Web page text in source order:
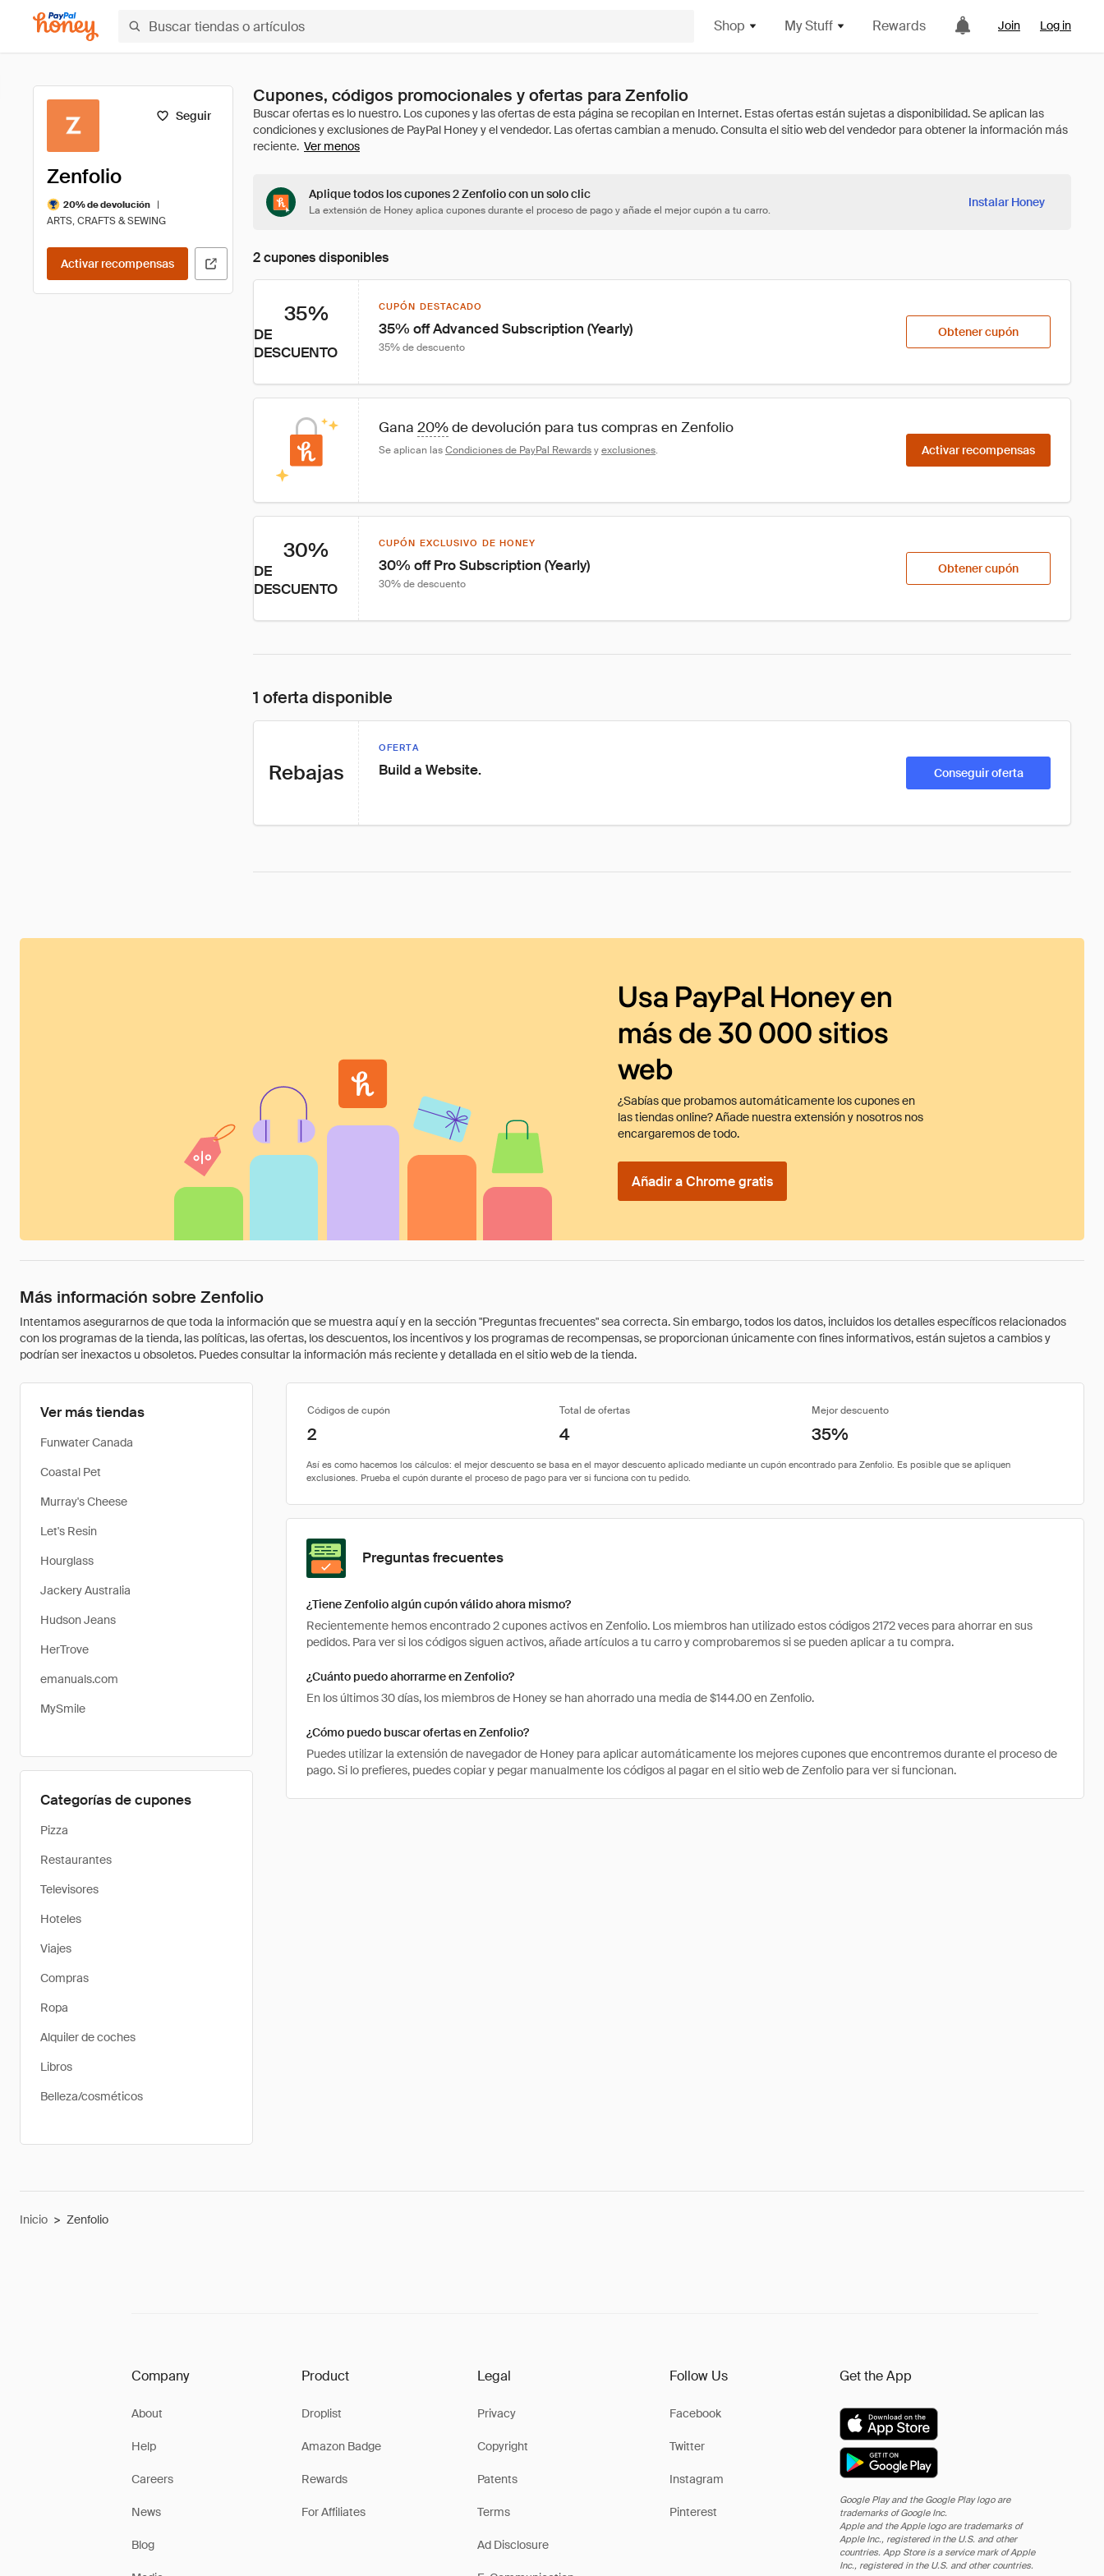
Shop My Stuff Rewards Join Log in
Seguir
Zenfolio
20% de devolución
|
ARTS, CRAFTS & SEWING
Activar recompensas
Cupones, códigos promocionales y ofertas para Zenfolio
Ver menos
Aplique todos los cupones 2 Zenfolio con un solo clic
La extensión de Honey aplica cupones durante el proceso de pago y añade el mejor cupón a tu carro.
Instalar Honey
2 cupones disponibles
35%
DE
DESCUENTO
CUPÓN DESTACADO
35% off Advanced Subscription (Yearly)
35% de descuento
Obtener cupón
Gana 20% de devolución para tus compras en Zenfolio
Se aplican las Condiciones de PayPal Rewards y exclusiones. Activar recompensas
30%
DE
DESCUENTO
CUPÓN EXCLUSIVO DE HONEY
30% off Pro Subscription (Yearly)
30% de descuento
Obtener cupón
1 oferta disponible
Rebajas
OFERTA
Build a Website. Conseguir oferta
Usa PayPal Honey en
más de 30 000 sitios
web
¿Sabías que probamos automáticamente los cupones en
las tiendas online? Añade nuestra extensión y nosotros nos
encargaremos de todo.
Añadir a Chrome gratis
Más información sobre Zenfolio
Intentamos asegurarnos de que toda la información que se muestra aquí y en la sección "Preguntas frecuentes" sea correcta. Sin embargo, todos los datos, incluidos los detalles específicos relacionados
con los programas de la tienda, las políticas, las ofertas, los descuentos, los incentivos y los programas de recompensas, se proporcionan únicamente con fines informativos, están sujetos a cambios y
podrían ser inexactos u obsoletos. Puedes consultar la información más reciente y detallada en el sitio web de la tienda.
Ver más tiendas
Funwater Canada
Coastal Pet
Murray's Cheese
Let's Resin
Hourglass
Jackery Australia
Hudson Jeans
HerTrove
emanuals.com
MySmile
Categorías de cupones
Pizza
Restaurantes
Televisores
Hoteles
Viajes
Compras
Ropa
Alquiler de coches
Libros
Belleza/cosméticos
Códigos de cupón Total de ofertas Mejor descuento
2 4 35%
Preguntas frecuentes
¿Tiene Zenfolio algún cupón válido ahora mismo?
Recientemente hemos encontrado 2 cupones activos en Zenfolio. Los miembros han utilizado estos códigos 2172 veces para ahorrar en sus
pedidos. Para ver si los códigos siguen activos, añade artículos a tu carro y comprobaremos si se pueden aplicar a tu compra.
¿Cuánto puedo ahorrarme en Zenfolio?
En los últimos 30 días, los miembros de Honey se han ahorrado una media de $144.00 en Zenfolio.
¿Cómo puedo buscar ofertas en Zenfolio?
Puedes utilizar la extensión de navegador de Honey para aplicar automáticamente los mejores cupones que encontremos durante el proceso de
pago. Si lo prefieres, puedes copiar y pegar manualmente los códigos al pagar en el sitio web de Zenfolio para ver si funcionan.
Inicio > Zenfolio
Company
About
Help
Careers
News
Blog
Product
Droplist
Amazon Badge
Rewards
For Affiliates
Legal
Privacy
Copyright
Patents
Terms
Ad Disclosure
Follow Us
Facebook
Twitter
Instagram
Pinterest
Get the App
Google Play and the Google Play logo are
trademarks of Google Inc.
Apple and the Apple logo are trademarks of
Apple Inc., registered in the U.S. and other
countries. App Store is a service mark of Apple
Inc., registered in the U.S. and other countries.